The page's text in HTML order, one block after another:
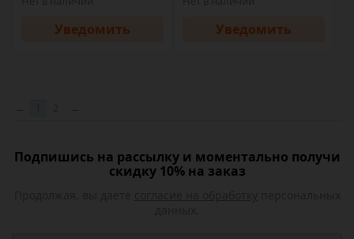
Уведомить Уведомить
Подпишись на рассылку и моментально получи
скидку 10% на заказ